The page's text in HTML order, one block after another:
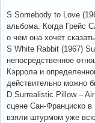
S Somebody to Love
альбома. Когда Грейс
о чем она хочет сказать.
S White Rabbit (1967)
непосредственное
Кэррола и
действительно можно
D Surrealistic Pillow –
сцене Сан-Франциско
взяли штурмом уже всю